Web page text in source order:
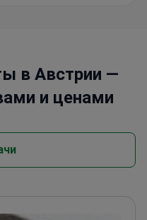
в Австрии —
и ценами